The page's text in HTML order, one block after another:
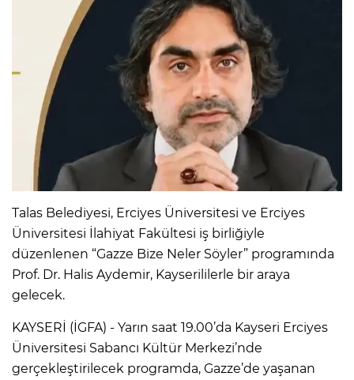
Talas Belediyesi, Erciyes Üniversitesi ve Erciyes
Üniversitesi İlahiyat Fakültesi iş birliğiyle
düzenlenen “Gazze Bize Neler Söyler” programında
Prof. Dr. Halis Aydemir, Kayserililerle bir araya
gelecek.
KAYSERİ (İGFA) - Yarın saat 19.00’da Kayseri Erciyes
Üniversitesi Sabancı Kültür Merkezi’nde
gerçekleştirilecek programda, Gazze’de yaşanan